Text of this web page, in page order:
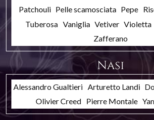
Patchouli Pelle scamosciata Pepe
Tuberosa Vaniglia Vetiver Violetta
Zafferano
Nasi
Alessandro Gualtieri Arturetto Landi
Olivier Creed Pierre Montale